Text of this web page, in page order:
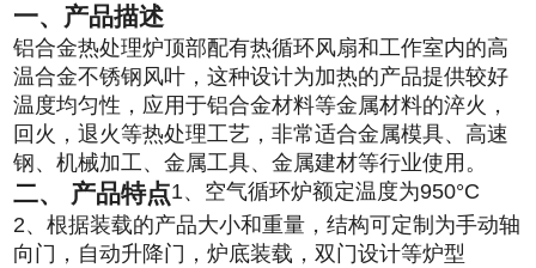
一、产品描述
铝合金热处理炉顶部配有热循环风扇和工作室内的高
温合金不锈钢风叶，这种设计为加热的产品提供较好
温度均匀性，应用于铝合金材料等金属材料的淬火，
回火，退火等热处理工艺，非常适合金属模具、高速
钢、机械加工、金属工具、金属建材等行业使用。
二、 产品特点1、空气循环炉额定温度为950°C
2、根据装载的产品大小和重量，结构可定制为手动轴
向门，自动升降门，炉底装载，双门设计等炉型